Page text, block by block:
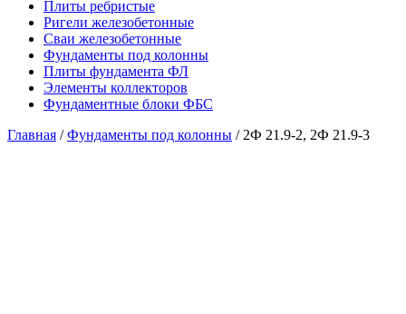
Плиты ребристые
Ригели железобетонные
Сваи железобетонные
Фундаменты под колонны
Плиты фундамента ФЛ
Элементы коллекторов
Фундаментные блоки ФБС
Главная /Фундаменты под колонны / 2Ф 21.9-2, 2Ф 21.9-3